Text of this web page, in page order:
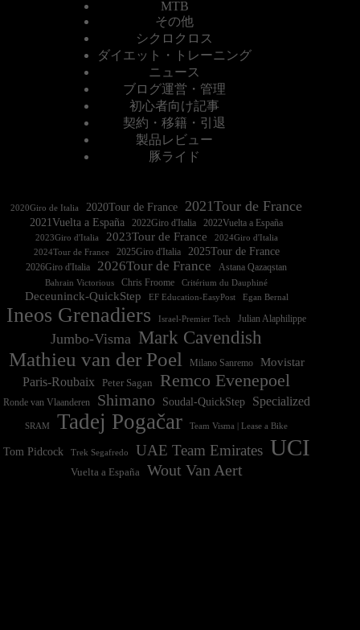
MTB
その他
シクロクロス
ダイエット・トレーニング
ニュース
ブログ運営・管理
初心者向け記事
契約・移籍・引退
製品レビュー
豚ライド
2020Giro de Italia 2020Tour de France 2021Tour de France
2021Vuelta a España 2022Vuelta a España
2023Giro d'Italia 2023Tour de France
2024Tour de France
2025Giro d'Italia 2025Tour de France
2026Giro d'Italia 2026Tour de France Astana Qazaqstan
Bahrain Victorious Chris Froome Critérium du Dauphiné
Deceuninck-QuickStep EF Education-EasyPost Egan Bernal
Ineos Grenadiers Israel-Premier Tech Julian Alaphilippe
Jumbo-Visma Mark Cavendish
Mathieu van der Poel Milano Sanremo
Movistar
Paris-Roubaix
Peter Sagan Remco Evenepoel
Ronde van Vlaanderen Shimano Soudal-QuickStep Specialized
SRAM Tadej Pogačar Team Visma | Lease a Bike
Tom Pidcock Trek Segafredo UAE Team Emirates UCI
Vuelta a España Wout Van Aert